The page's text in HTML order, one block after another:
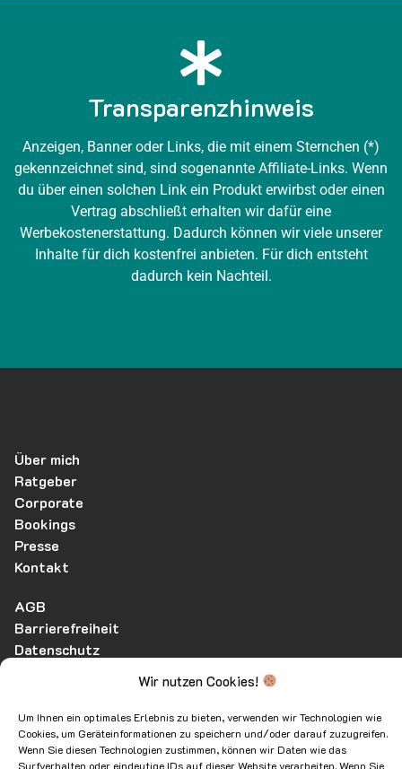
Wir nutzen Cookies!
Um Ihnen ein optimales Erlebnis zu bieten, verwenden wir Technologien wie
Cookies, um Geräteinformationen zu speichern und/oder darauf zuzugreifen.
Wenn Sie diesen Technologien zustimmen, können wir Daten wie das
Surfverhalten oder eindeutige IDs auf dieser Website verarbeiten. Wenn Sie
Transparenzhinweis
Anzeigen, Banner oder Links, die mit einem Sternchen (*)
gekennzeichnet sind, sind sogenannte Affiliate-Links. Wenn
du über einen solchen Link ein Produkt erwirbst oder einen
Vertrag abschließt erhalten wir dafür eine
Werbekostenerstattung. Dadurch können wir viele unserer
Inhalte für dich kostenfrei anbieten. Für dich entsteht
dadurch kein Nachteil.
Über mich
Ratgeber
Corporate
Bookings
Presse
Kontakt
AGB
Barrierefreiheit
Datenschutz